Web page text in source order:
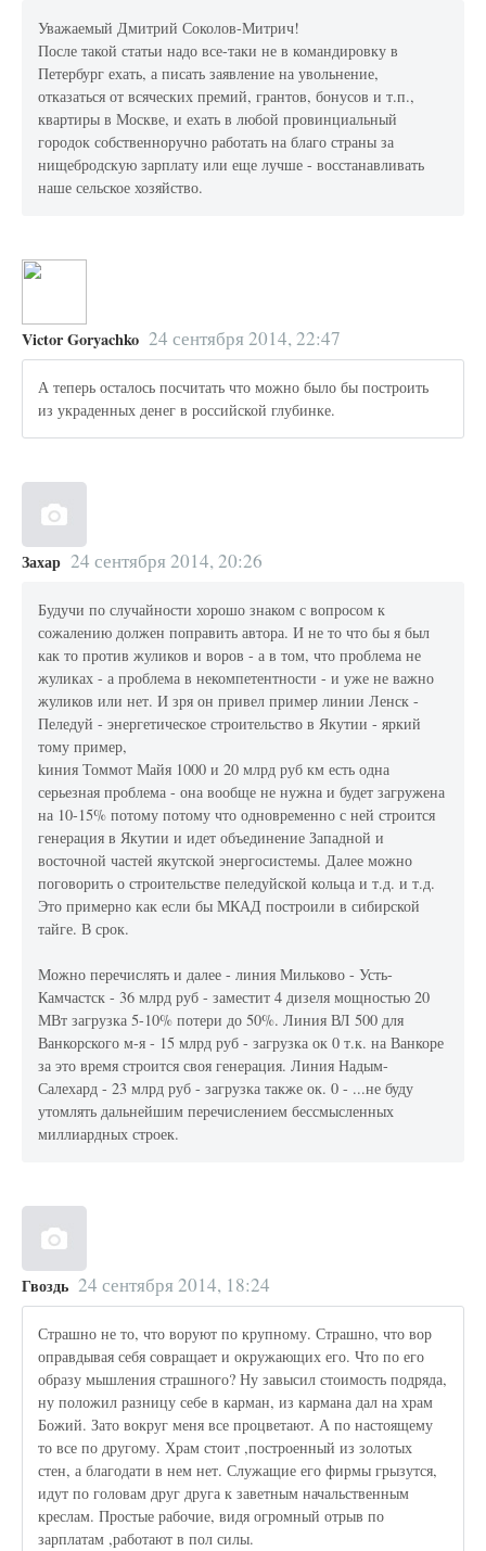
Уважаемый Дмитрий Соколов-Митрич!
После такой статьи надо все-таки не в командировку в
Петербург ехать, а писать заявление на увольнение,
отказаться от всяческих премий, грантов, бонусов и т.п.,
квартиры в Москве, и ехать в любой провинциальный
городок собственноручно работать на благо страны за
нищебродскую зарплату или еще лучше - восстанавливать
наше сельское хозяйство.
Victor Goryachko 24 сентября 2014, 22:47
А теперь осталось посчитать что можно было бы построить
из украденных денег в российской глубинке.
Захар 24 сентября 2014, 20:26
Будучи по случайности хорошо знаком с вопросом к
сожалению должен поправить автора. И не то что бы я был
как то против жуликов и воров - а в том, что проблема не
жуликах - а проблема в некомпетентности - и уже не важно
жуликов или нет. И зря он привел пример линии Ленск -
Пеледуй - энергетическое строительство в Якутии - яркий
тому пример,
kиния Томмот Майя 1000 и 20 млрд руб км есть одна
серьезная проблема - она вообще не нужна и будет загружена
на 10-15% потому потому что одновременно с ней строится
генерация в Якутии и идет объединение Западной и
восточной частей якутской энергосистемы. Далее можно
поговорить о строительстве пеледуйской кольца и т.д. и т.д.
Это примерно как если бы МКАД построили в сибирской
тайге. В срок.
Можно перечислять и далее - линия Мильково - Усть-
Камчастск - 36 млрд руб - заместит 4 дизеля мощностью 20
МВт загрузка 5-10% потери до 50%. Линия ВЛ 500 для
Ванкорского м-я - 15 млрд руб - загрузка ок 0 т.к. на Ванкоре
за это время строится своя генерация. Линия Надым-
Салехард - 23 млрд руб - загрузка также ок. 0 - ...не буду
утомлять дальнейшим перечислением бессмысленных
миллиардных строек.
Гвоздь 24 сентября 2014, 18:24
Страшно не то, что воруют по крупному. Страшно, что вор
оправдывая себя совращает и окружающих его. Что по его
образу мышления страшного? Ну завысил стоимость подряда,
ну положил разницу себе в карман, из кармана дал на храм
Божий. Зато вокруг меня все процветают. А по настоящему
то все по другому. Храм стоит ,построенный из золотых
стен, а благодати в нем нет. Служащие его фирмы грызутся,
идут по головам друг друга к заветным начальственным
креслам. Простые рабочие, видя огромный отрыв по
зарплатам ,работают в пол силы.